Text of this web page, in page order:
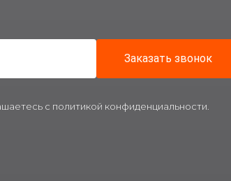
Заказать звонок
c политикой конфиденциальности.